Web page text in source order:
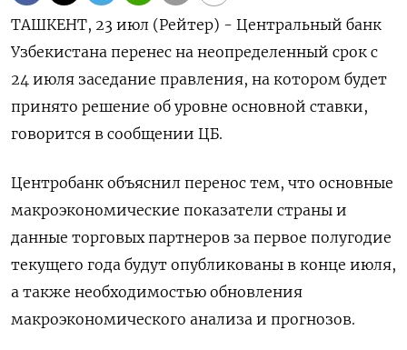
ТАШКЕНТ, 23 июл (Рейтер) - Центральный банк
Узбекистана перенес на неопределенный срок с
24 июля заседание правления, на котором будет
принято решение об уровне основной ставки,
говорится в сообщении ЦБ.
Центробанк объяснил перенос тем, что основные
макроэкономические показатели страны и
данные торговых партнеров за первое полугодие
текущего года будут опубликованы в конце июля,
а также необходимостью обновления
макроэкономического анализа и прогнозов.